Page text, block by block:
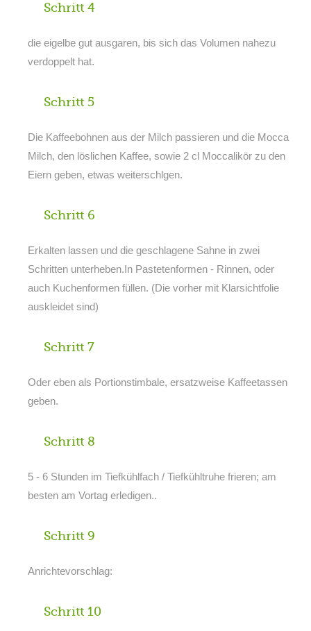
Schritt 4
die eigelbe gut ausgaren, bis sich das Volumen nahezu
verdoppelt hat.
Schritt 5
Die Kaffeebohnen aus der Milch passieren und die Mocca
Milch, den löslichen Kaffee, sowie 2 cl Moccalikör zu den
Eiern geben, etwas weiterschlgen.
Schritt 6
Erkalten lassen und die geschlagene Sahne in zwei
Schritten unterheben.In Pastetenformen - Rinnen, oder
auch Kuchenformen füllen. (Die vorher mit Klarsichtfolie
auskleidet sind)
Schritt 7
Oder eben als Portionstimbale, ersatzweise Kaffeetassen
geben.
Schritt 8
5 - 6 Stunden im Tiefkühlfach / Tiefkühltruhe frieren; am
besten am Vortag erledigen..
Schritt 9
Anrichtevorschlag:
Schritt 10